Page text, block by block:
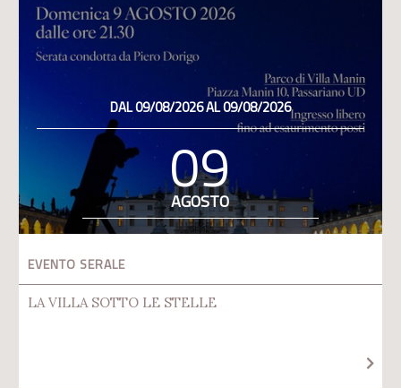
DAL 09/08/2026 AL 09/08/2026
09
AGOSTO
EVENTO SERALE
LA VILLA SOTTO LE STELLE